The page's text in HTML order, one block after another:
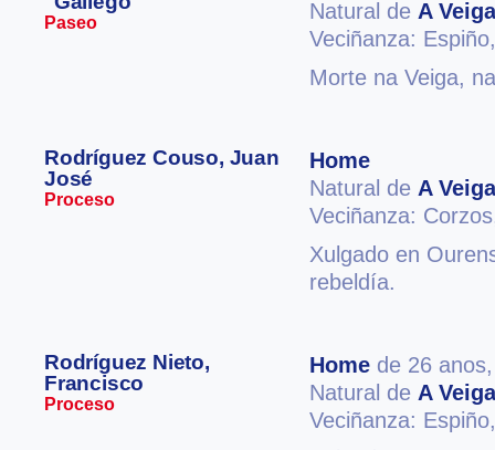
Paseo Natural de A Veiga
Veciñanza:
Morte na Veiga,
Rodríguez Couso, Juan
José
Proceso
Home
Natural de A Veiga
Veciñanza:
Xulgado en
rebeldía.
Rodríguez Nieto,
Francisco
Proceso
Home de 26
Natural de A Veiga
Veciñanza: